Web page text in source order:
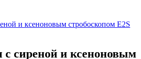
с сиреной и ксеноновым